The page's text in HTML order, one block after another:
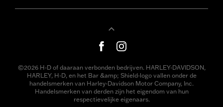
©2026 H-D of daaraan verbonden bedrijven. HARLEY-DAVIDSON,
HARLEY, H-D, en het Bar &amp; Shield-logo vallen onder de
handelsmerken van Harley-Davidson Motor Company, Inc.
Handelsmerken van derden zijn het eigendom van hun
respectievelijke eigenaars.